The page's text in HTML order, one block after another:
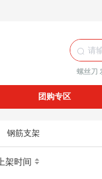
螺丝刀
团购专区
钢筋支架
上架时间